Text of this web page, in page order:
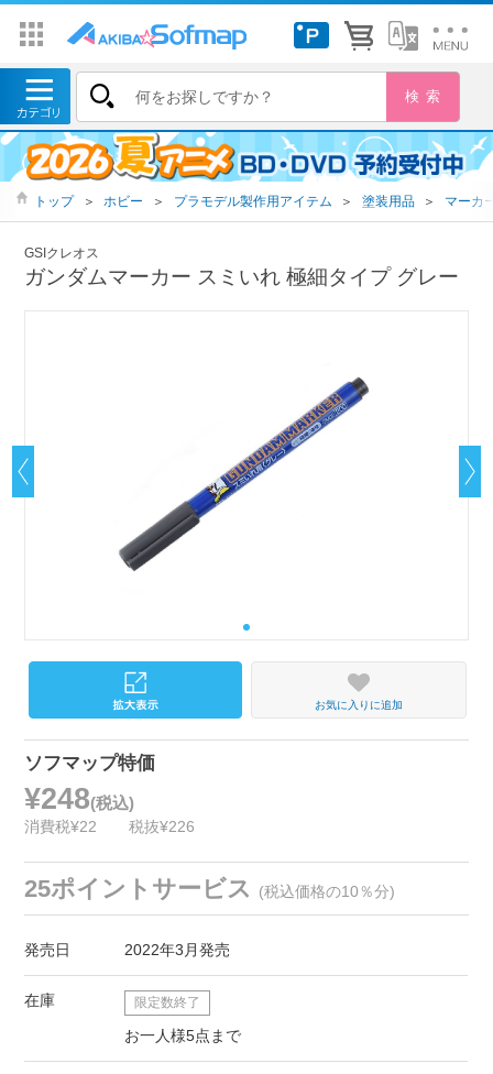
トップ ＞ ホビー ＞ プラモデル製作用アイテム ＞ 塗装用品 ＞ マーカ
GSIクレオス
ガンダムマーカー スミいれ 極細タイプ グレー
お気に入りに追加
ソフマップ特価
¥248(税込)
消費税¥22 税抜¥226
25ポイントサービス (税込価格の10％分)
発売日 2022年3月発売
在庫 限定数終了
お一人様5点まで